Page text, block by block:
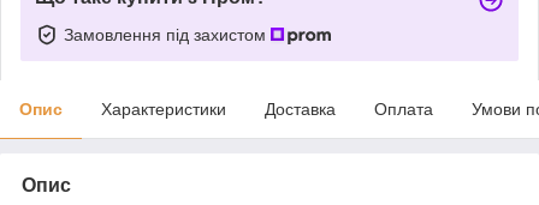
Замовлення під захистом
Опис Характеристики Доставка Оплата Умови
Опис